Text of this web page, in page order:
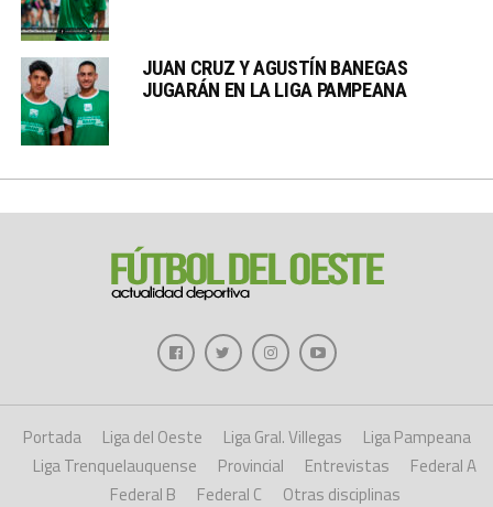
JUAN CRUZ Y AGUSTÍN BANEGAS
JUGARÁN EN LA LIGA PAMPEANA
Portada Liga del Oeste Liga Gral. Villegas
Liga Pampeana
Liga Trenquelauquense
Provincial Entrevistas
Federal A
Federal B
Federal C Otras disciplinas